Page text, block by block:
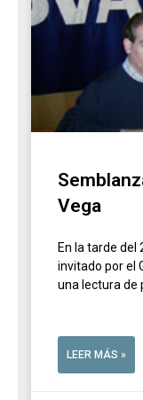
Vega
En la tarde del
invitado por el
una lectura de
LEER MÁS »